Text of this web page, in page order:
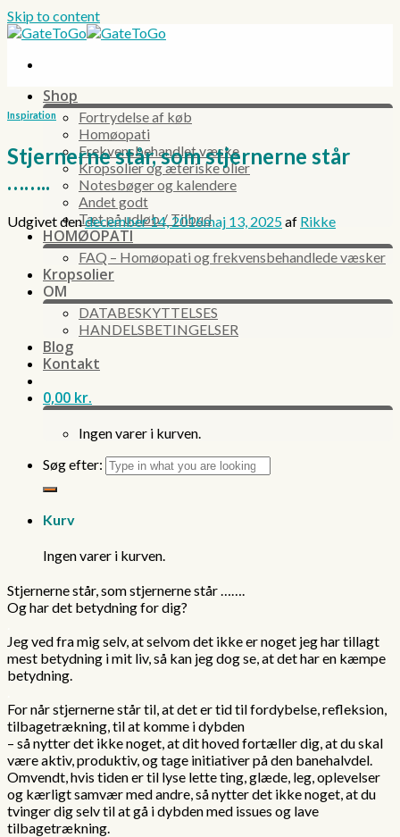
Skip to content
Shop
Fortrydelse af køb
Homøopati
Frekvensbehandlet væske
Kropsolier og æteriske olier
Notesbøger og kalendere
Andet godt
Tæt på udløb / Tilbud
HOMØOPATI
FAQ – Homøopati og frekvensbehandlede væsker
Kropsolier
OM
DATABESKYTTELSES
HANDELSBETINGELSER
Blog
Kontakt
0,00 kr.
Ingen varer i kurven.
Søg efter:
Kurv
Ingen varer i kurven.
Inspiration
Stjernerne står, som stjernerne står
……..
Udgivet dendecember 14, 2016maj 13, 2025af Rikke
Stjernerne står, som stjernerne står …….
Og har det betydning for dig?
Jeg ved fra mig selv, at selvom det ikke er noget jeg har tillagt
mest betydning i mit liv, så kan jeg dog se, at det har en kæmpe
betydning.
For når stjernerne står til, at det er tid til fordybelse, refleksion,
tilbagetrækning, til at komme i dybden
– så nytter det ikke noget, at dit hoved fortæller dig, at du skal
være aktiv, produktiv, og tage initiativer på den banehalvdel.
Omvendt, hvis tiden er til lyse lette ting, glæde, leg, oplevelser
og kærligt samvær med andre, så nytter det ikke noget, at du
tvinger dig selv til at gå i dybden med issues og lave
tilbagetrækning.